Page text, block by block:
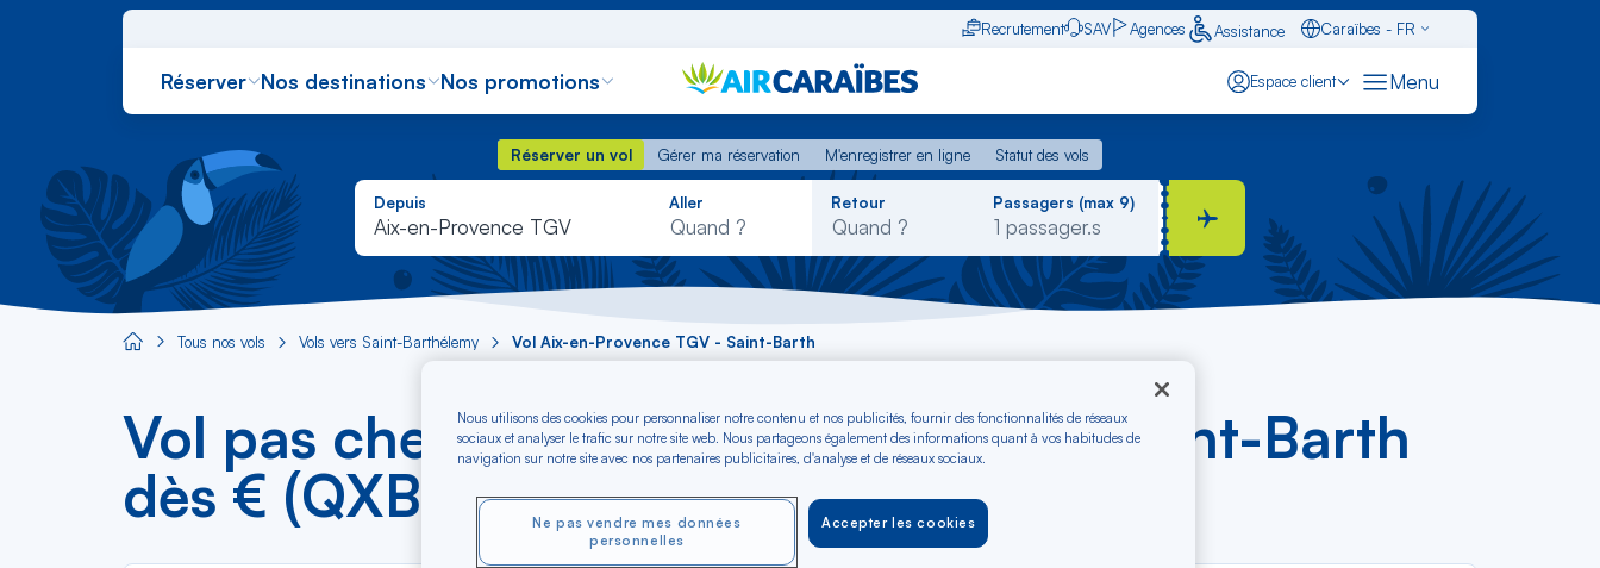
Recrutement SAV Agences Assistance
Caraïbes - FR
Réserver Nos destinations Nos promotions Espace client Menu
Réserver un vol Gérer ma réservation M'enregistrer en ligne
Statut des vols
Réserver un vol
Gérer ma réservation M'enregistrer en ligne Statut des vols
Depuis
Aix-en-Provence TGV
Rechercher
dans
liste
Aller Retour Passagers (max 9)
Aircaraibes.com
Tous nos vols Vols vers Saint-Barthélemy Vol Aix-en-Provence TGV - Saint-Barth
Vol pas cher Aix-en-Provence TGV - Saint-Barth
dès € (QXB-SBH)
Nous utilisons des cookies pour personnaliser notre contenu et nos publicités, fournir des fonctionnalités de réseaux
sociaux et analyser le trafic sur notre site web. Nous partageons également des informations quant à vos habitudes de
navigation sur notre site avec nos partenaires publicitaires, d'analyse et de réseaux sociaux.
Accepter les cookies
Ne pas vendre mes données
personnelles